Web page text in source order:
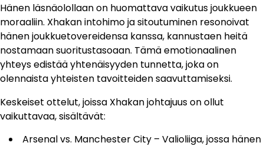
Hänen läsnäolollaan on huomattava vaikutus joukkueen
moraaliin. Xhakan intohimo ja sitoutuminen resonoivat
hänen joukkuetovereidensa kanssa, kannustaen heitä
nostamaan suoritustasoaan. Tämä emotionaalinen
yhteys edistää yhtenäisyyden tunnetta, joka on
olennaista yhteisten tavoitteiden saavuttamiseksi.
Keskeiset ottelut, joissa Xhakan johtajuus on ollut
vaikuttavaa, sisältävät:
Arsenal vs. Manchester City – Valioliiga, jossa hänen